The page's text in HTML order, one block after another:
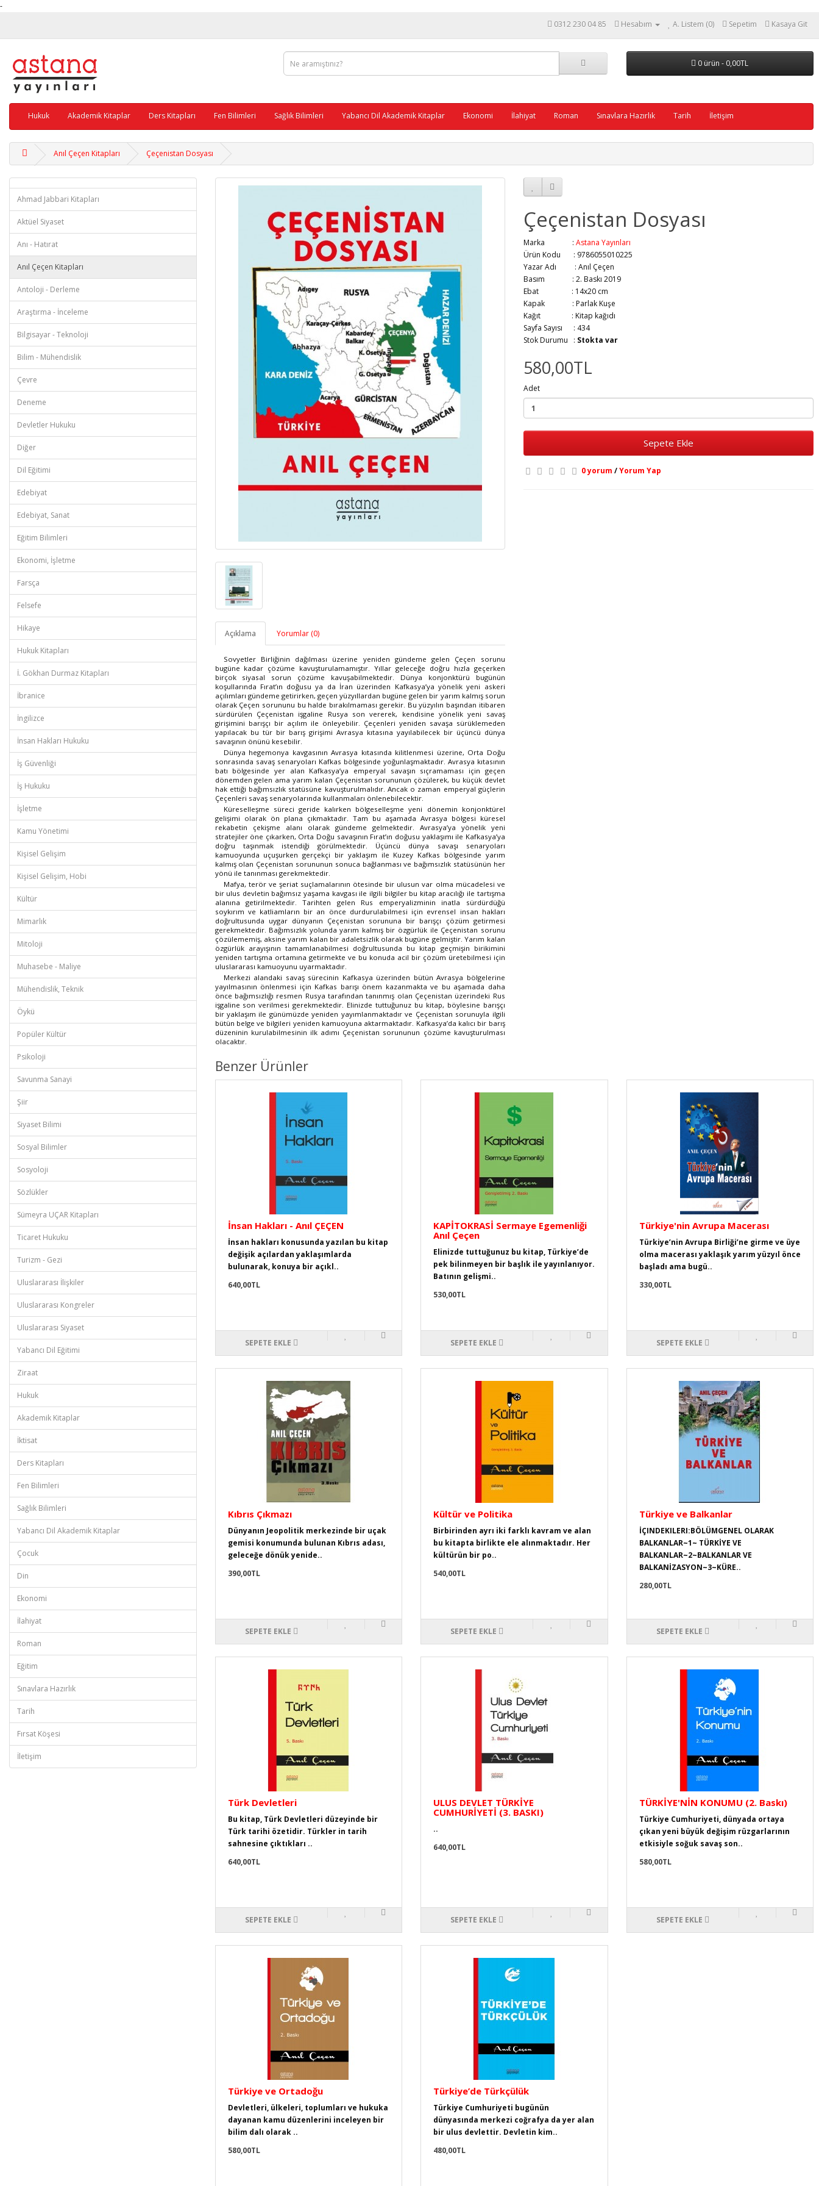
-
0312 230 04 85
Hesabım A. Listem (0) Sepetim Kasaya Git
0 ürün - 0,00TL
Hukuk Akademik Kitaplar Ders Kitapları Fen Bilimleri Sağlık Bilimleri Yabancı Dil Akademik Kitaplar Ekonomi İlahiyat Roman Sınavlara Hazırlık Tarih İletişim
Anıl Çeçen Kitapları Çeçenistan Dosyası
Ahmad Jabbari Kitapları
Aktüel Siyaset
Anı - Hatırat
Anıl Çeçen Kitapları
Antoloji - Derleme
Araştırma - İnceleme
Bilgisayar - Teknoloji
Bilim - Mühendislik
Çevre
Deneme
Devletler Hukuku
Diğer
Dil Eğitimi
Edebiyat
Edebiyat, Sanat
Eğitim Bilimleri
Ekonomi, İşletme
Farsça
Felsefe
Hikaye
Hukuk Kitapları
İ. Gökhan Durmaz Kitapları
İbranice
İngilizce
İnsan Hakları Hukuku
İş Güvenliği
İş Hukuku
İşletme
Kamu Yönetimi
Kişisel Gelişim
Kişisel Gelişim, Hobi
Kültür
Mimarlık
Mitoloji
Muhasebe - Maliye
Mühendislik, Teknik
Öykü
Popüler Kültür
Psikoloji
Savunma Sanayi
Şiir
Siyaset Bilimi
Sosyal Bilimler
Sosyoloji
Sözlükler
Sümeyra UÇAR Kitapları
Ticaret Hukuku
Turizm - Gezi
Uluslararası İlişkiler
Uluslararası Kongreler
Uluslararası Siyaset
Yabancı Dil Eğitimi
Ziraat
Hukuk
Akademik Kitaplar
İktisat
Ders Kitapları
Fen Bilimleri
Sağlık Bilimleri
Yabancı Dil Akademik Kitaplar
Çocuk
Din
Ekonomi
İlahiyat
Roman
Eğitim
Sınavlara Hazırlık
Tarih
Fırsat Köşesi
İletişim
Açıklama Yorumlar (0)
Sovyetler Birliğinin dağılması üzerine yeniden gündeme gelen Çeçen sorunu
bugüne kadar çözüme kavuşturulamamıştır. Yıllar geleceğe doğru hızla geçerken
birçok siyasal sorun çözüme kavuşabilmektedir. Dünya konjonktürü bugünün
koşullarında Fırat’ın doğusu ya da İran üzerinden Kafkasya’ya yönelik yeni askeri
açılımları gündeme getirirken, geçen yüzyıllardan bugüne gelen bir yarım kalmış sorun
olarak Çeçen sorununu bu halde bırakılmaması gerekir. Bu yüzyılın başından itibaren
sürdürülen Çeçenistan işgaline Rusya son vererek, kendisine yönelik yeni savaş
girişimini barışçı bir açılım ile önleyebilir. Çeçenleri yeniden savaşa sürüklemeden
yapılacak bu tür bir barış girişimi Avrasya kıtasına yayılabilecek bir üçüncü dünya
savaşının önünü kesebilir.
Dünya hegemonya kavgasının Avrasya kıtasında kilitlenmesi üzerine, Orta Doğu
sonrasında savaş senaryoları Kafkas bölgesinde yoğunlaşmaktadır. Avrasya kıtasının
batı bölgesinde yer alan Kafkasya’ya emperyal savaşın sıçramaması için geçen
dönemden gelen ama yarım kalan Çeçenistan sorununun çözülerek, bu küçük devlet
hak ettiği bağımsızlık statüsüne kavuşturulmalıdır. Ancak o zaman emperyal güçlerin
Çeçenleri savaş senaryolarında kullanmaları önlenebilecektir.
Küreselleşme süreci geride kalırken bölgeselleşme yeni dönemin konjonktürel
gelişimi olarak ön plana çıkmaktadır. Tam bu aşamada Avrasya bölgesi küresel
rekabetin çekişme alanı olarak gündeme gelmektedir. Avrasya’ya yönelik yeni
stratejiler öne çıkarken, Orta Doğu savaşının Fırat’ın doğusu yaklaşımı ile Kafkasya’ya
doğru taşınmak istendiği görülmektedir. Üçüncü dünya savaşı senaryoları
kamuoyunda uçuşurken gerçekçi bir yaklaşım ile Kuzey Kafkas bölgesinde yarım
kalmış olan Çeçenistan sorununun sonuca bağlanması ve bağımsızlık statüsünün her
yönü ile tanınması gerekmektedir.
Mafya, terör ve şeriat suçlamalarının ötesinde bir ulusun var olma mücadelesi ve
bir ulus devletin bağımsız yaşama kavgası ile ilgili bilgiler bu kitap aracılığı ile tartışma
alanına getirilmektedir. Tarihten gelen Rus emperyalizminin inatla sürdürdüğü
soykırım ve katliamların bir an önce durdurulabilmesi için evrensel insan hakları
doğrultusunda uygar dünyanın Çeçenistan sorununa bir barışçı çözüm getirmesi
gerekmektedir. Bağımsızlık yolunda yarım kalmış bir özgürlük ile Çeçenistan sorunu
çözülememiş, aksine yarım kalan bir adaletsizlik olarak bugüne gelmiştir. Yarım kalan
özgürlük arayışının tamamlanabilmesi doğrultusunda bu kitap geçmişin birikimini
yeniden tartışma ortamına getirmekte ve bu konuda acil bir çözüm üretebilmesi için
uluslararası kamuoyunu uyarmaktadır.
Merkezi alandaki savaş sürecinin Kafkasya üzerinden bütün Avrasya bölgelerine
yayılmasının önlenmesi için Kafkas barışı önem kazanmakta ve bu aşamada daha
önce bağımsızlığı resmen Rusya tarafından tanınmış olan Çeçenistan üzerindeki Rus
işgaline son verilmesi gerekmektedir. Elinizde tuttuğunuz bu kitap, böylesine barışçı
bir yaklaşım ile günümüzde yeniden yayımlanmaktadır ve Çeçenistan sorunuyla ilgili
bütün belge ve bilgileri yeniden kamuoyuna aktarmaktadır. Kafkasya’da kalıcı bir barış
düzeninin kurulabilmesinin ilk adımı Çeçenistan sorununun çözüme kavuşturulması
olacaktır.
Çeçenistan Dosyası
Marka : Astana Yayınları
Ürün Kodu : 9786055010225
Yazar Adı : Anıl Çeçen
Basım : 2. Baskı 2019
Ebat : 14x20 cm
Kapak : Parlak Kuşe
Kağıt : Kitap kağıdı
Sayfa Sayısı : 434
Stok Durumu : Stokta var
580,00TL
Adet
Sepete Ekle
0 yorum /Yorum Yap
Benzer Ürünler
İnsan Hakları - Anıl ÇEÇEN
İnsan hakları konusunda yazılan bu kitap
değişik açılardan yaklaşımlarda
bulunarak, konuya bir açıkl..
640,00TL
SEPETE EKLE
KAPİTOKRASİ Sermaye Egemenliği
Anıl Çeçen
Elinizde tuttuğunuz bu kitap, Türkiye’de
pek bilinmeyen bir başlık ile yayınlanıyor.
Batının gelişmi..
530,00TL
SEPETE EKLE
Türkiye'nin Avrupa Macerası
Türkiye’nin Avrupa Birliği’ne girme ve üye
olma macerası yaklaşık yarım yüzyıl önce
başladı ama bugü..
330,00TL
SEPETE EKLE
Kıbrıs Çıkmazı
Dünyanın Jeopolitik merkezinde bir uçak
gemisi konumunda bulunan Kıbrıs adası,
geleceğe dönük yenide..
390,00TL
SEPETE EKLE
Kültür ve Politika
Birbirinden ayrı iki farklı kavram ve alan
bu kitapta birlikte ele alınmaktadır. Her
kültürün bir po..
540,00TL
SEPETE EKLE
Türkiye ve Balkanlar
İÇINDEKILERI:BÖLÜMGENEL OLARAK
BALKANLAR~1~ TÜRKİYE VE
BALKANLAR~2~BALKANLAR VE
BALKANİZASYON~3~KÜRE..
280,00TL
SEPETE EKLE
Türk Devletleri
Bu kitap, Türk Devletleri düzeyinde bir
Türk tarihi özetidir. Türkler in tarih
sahnesine çıktıkları ..
640,00TL
SEPETE EKLE
ULUS DEVLET TÜRKİYE
CUMHURİYETİ (3. BASKI)
..
640,00TL
SEPETE EKLE
TÜRKİYE'NİN KONUMU (2. Baskı)
Türkiye Cumhuriyeti, dünyada ortaya
çıkan yeni büyük değişim rüzgarlarının
etkisiyle soğuk savaş son..
580,00TL
SEPETE EKLE
Türkiye ve Ortadoğu
Devletleri, ülkeleri, toplumları ve hukuka
dayanan kamu düzenlerini inceleyen bir
bilim dalı olarak ..
580,00TL
Türkiye’de Türkçülük
Türkiye Cumhuriyeti bugünün
dünyasında merkezi coğrafya da yer alan
bir ulus devlettir. Devletin kim..
480,00TL